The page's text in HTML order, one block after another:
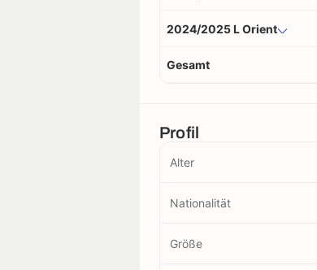
2024/2025 L Orient
Gesamt
Profil
Alter
Nationalität
Größe